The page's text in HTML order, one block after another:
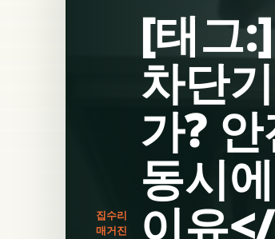
집수리
매거진
[태그
차단
가?
동시
이유